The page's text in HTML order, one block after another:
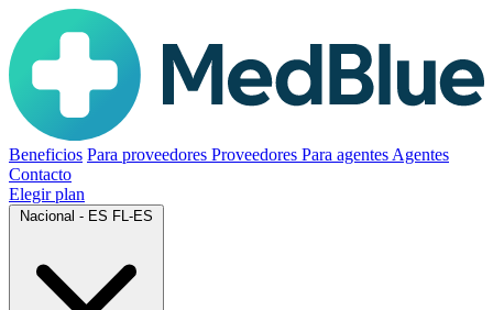
Beneficios Para proveedores Proveedores Para agentes Agentes
Contacto
Elegir plan
Nacional - ES FL-ES